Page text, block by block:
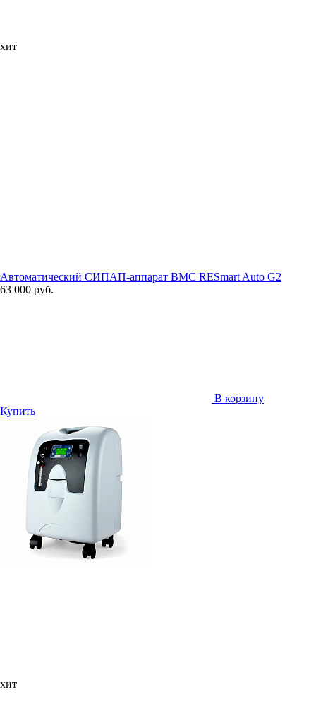
хит
Автоматический СИПАП-аппарат BMC RESmart Auto G2
63 000 руб.
В корзину
Купить
хит